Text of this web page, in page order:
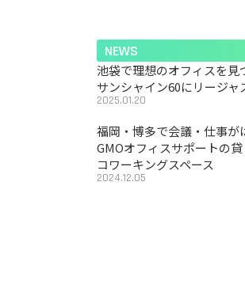
NEWS
池袋で理想のオフィスを見
サンシャイン60にリージャ
2025.01.20
福岡・博多で会議・仕事が
GMOオフィスサポートの
コワーキングスペース
2024.12.05